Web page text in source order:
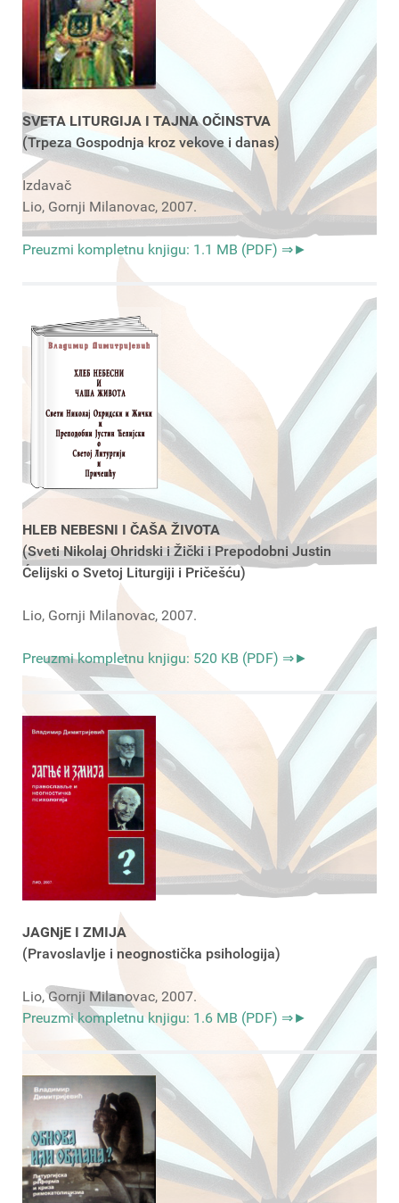
SVETA LITURGIJA I TAJNA OČINSTVA
(Trpeza Gospodnja kroz vekove i danas)
Izdavač
Lio, Gornji Milanovac, 2007.
Preuzmi kompletnu knjigu: 1.1 MB (PDF) ⇒►
HLEB NEBESNI I ČAŠA ŽIVOTA
(Sveti Nikolaj Ohridski i Žički i Prepodobni Justin
Ćelijski o Svetoj Liturgiji i Pričešću)
Lio, Gornji Milanovac, 2007.
Preuzmi kompletnu knjigu: 520 KB (PDF) ⇒►
JAGNjE I ZMIJA
(Pravoslavlje i neognostička psihologija)
Lio, Gornji Milanovac, 2007.
Preuzmi kompletnu knjigu: 1.6 MB (PDF) ⇒►